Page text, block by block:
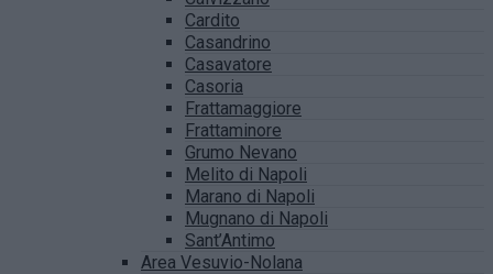
Cardito
Casandrino
Casavatore
Casoria
Frattamaggiore
Frattaminore
Grumo Nevano
Melito di Napoli
Marano di Napoli
Mugnano di Napoli
Sant’Antimo
Area Vesuvio-Nolana